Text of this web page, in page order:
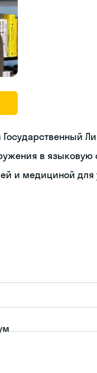
в языковую
и медициной